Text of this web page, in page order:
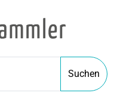
Suchen